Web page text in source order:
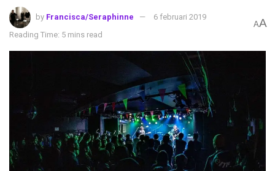
by Francisca/Seraphinne
6 februari 2019
Reading Time: 5 mins read
AA